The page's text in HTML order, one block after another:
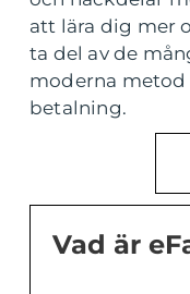
att lära dig mer
ta del av de
moderna
betalning.
Vad är